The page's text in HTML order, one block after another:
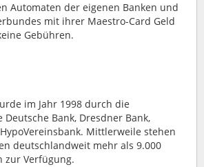
Automaten der eigenen Banken und
mit ihrer Maestro-Card Geld
Gebühren.
im Jahr 1998 durch die
Deutsche Bank, Dresdner Bank,
Mittlerweile stehen
deutschlandweit mehr als 9.000
zur Verfügung.